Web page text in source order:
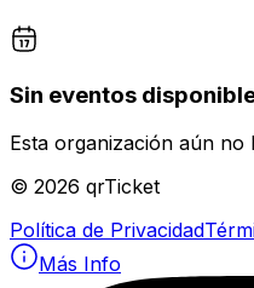
Sin eventos
Esta organización aún no
© 2026 qrTicket
Política de Privacidad
Más Info